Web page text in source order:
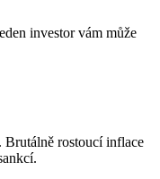
investor vám může
Brutálně rostoucí inflace